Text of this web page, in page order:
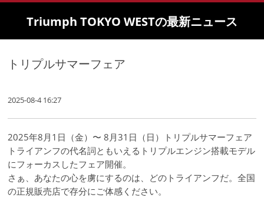
Triumph TOKYO WESTの最新ニュース
トリプルサマーフェア
2025-08-4 16:27
2025年8月1日（金）〜 8月31日（日）トリプルサマーフェア
トライアンフの代名詞ともいえるトリプルエンジン搭載モデル
にフォーカスしたフェア開催。
さぁ、あなたの心を虜にするのは、どのトライアンフだ。全国
の正規販売店で存分にご体感ください。